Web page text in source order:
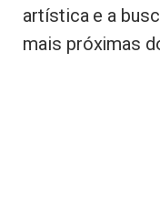
artística e a
mais próximas